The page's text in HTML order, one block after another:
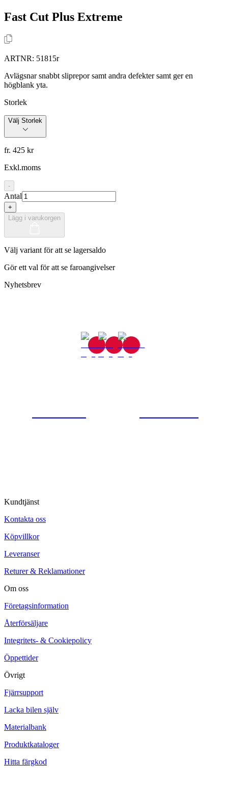
Fast Cut Plus Extreme
ARTNR: 51815r
Avlägsnar snabbt sliprepor samt andra defekter samt ger en
högblank yta.
Storlek
Välj Storlek
fr. 425 kr
Exkl.moms
-
Antal
+
Lägg i varukorgen
Välj variant för att se lagersaldo
Gör ett val för att se faroangivelser
Nyhetsbrev
Kundtjänst
Kontakta oss
Köpvillkor
Leveranser
Returer & Reklamationer
Om oss
Företagsinformation
Återförsäljare
Integritets- & Cookiepolicy
Öppettider
Övrigt
Fjärrsupport
Lacka bilen själv
Materialbank
Produktkataloger
Hitta färgkod